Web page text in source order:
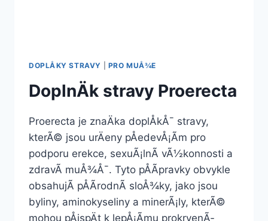
DOPLÅKY STRAVY PRO MUÅ¾E
DoplnÄk stravy Proerecta
Proerecta je znaÄka doplÅkÅ¯ stravy,
kterÃ© jsou urÄeny pÅedevÅ¡Ã­m pro
podporu erekce, sexuÃ¡lnÃ­ vÃ½konnosti a
zdravÃ­ muÅ¾Å¯. Tyto pÅÃ­pravky obvykle
obsahujÃ­ pÅÃ­rodnÃ­ sloÅ¾ky, jako jsou
byliny, aminokyseliny a minerÃ¡ly, kterÃ©
mohou pÅispÄt k lepÅ¡Ã­mu prokrvenÃ­